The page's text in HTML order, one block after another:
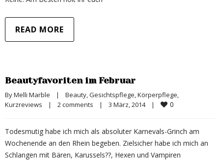
READ MORE
Beautyfavoriten im Februar
By Melli Marble | Beauty, Gesichtspflege, Körperpflege
Kurzreviews
| 2 comments | 3 März, 2014 | 0
Todesmutig habe ich mich als absoluter Karnevals-Grinch am
Wochenende an den Rhein begeben. Zielsicher habe ich mich an
Schlangen mit Bären, Karussels??, Hexen und Vampiren